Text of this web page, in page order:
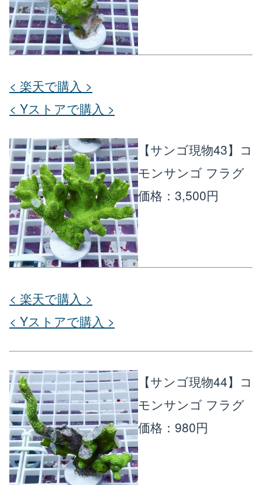
< 楽天で購入 >
< Yストアで購入 >
【サンゴ現物43】コ
モンサンゴ フラグ
価格：3,500円
< 楽天で購入 >
< Yストアで購入 >
【サンゴ現物44】コ
モンサンゴ フラグ
価格：980円